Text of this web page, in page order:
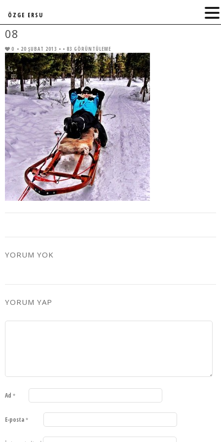
08
0 • 20 ŞUBAT 2013 • • 83 GÖRÜNTÜLEME
YORUM YOK
YORUM YAP
Ad *
E-posta *
ÖZGE ERSU